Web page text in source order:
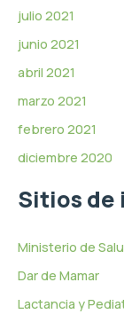
julio 2021
junio 2021
abril 2021
marzo 2021
febrero 2021
diciembre 2020
Sitios de
Ministerio de
Dar de Mamar
Lactancia y